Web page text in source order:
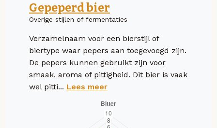
Gepeperd bier
Overige stijlen of fermentaties
Verzamelnaam voor een bierstijl of
biertype waar pepers aan toegevoegd zijn.
De pepers kunnen gebruikt zijn voor
smaak, aroma of pittigheid. Dit bier is vaak
wel pitti... Lees meer